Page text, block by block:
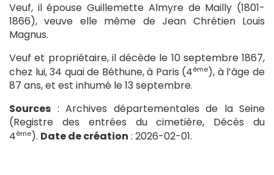
Veuf, il épouse Guillemette Almyre de Mailly (1801-
1866), veuve elle même de Jean Chrétien Louis
Magnus.
Veuf et propriétaire, il décède le 10 septembre 1867,
chez lui, 34 quai de Béthune, à Paris (4ème), à l’âge de
87 ans, et est inhumé le 13 septembre.
Sources : Archives départementales de la Seine
(Registre des entrées du cimetière, Décès du
4ème). Date de création : 2026-02-01.